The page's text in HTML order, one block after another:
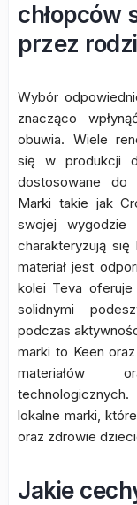
chłopców
przez
Wybór
znacząco
obuwia. Wiele
się w produkcji
dostosowane do
Marki takie jak
swojej wygodzie
charakteryzują się
materiał jest
kolei Teva
solidnymi
podczas
marki to Keen
materiałów
lokalne marki,
oraz zdrowie
Jakie